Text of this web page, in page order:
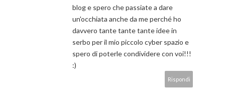
blog e spero che passiate a dare
un'occhiata anche da me perché ho
davvero tante tante tante idee in
serbo per il mio piccolo cyber spazio e
spero di poterle condividere con voi!!!
:)
Rispondi